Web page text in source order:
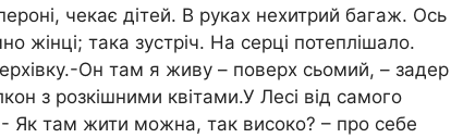
чекає дітей. В руках нехитрий багаж. Ось
жінці; така зустріч. На серці потеплішало.
Он там я живу – поверх сьомий, – задер
з розкішними квітами.У Лесі від самого
Як там жити можна, так високо? – про себе